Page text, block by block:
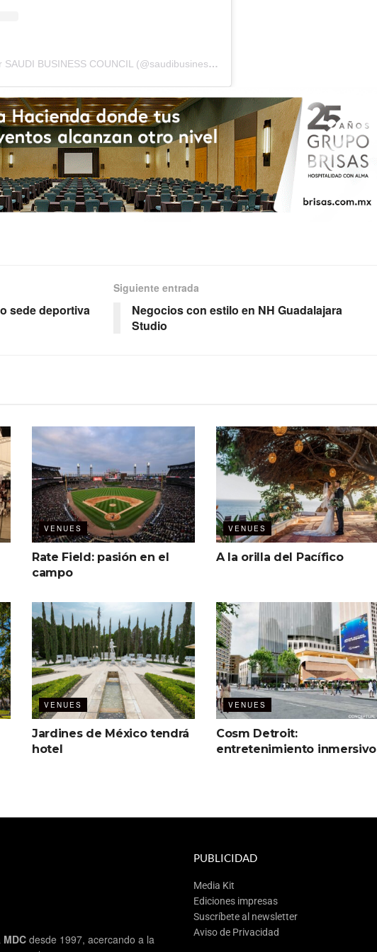
Una publicación compartida por SAUDI BUSINESS COUNCIL (@saudibusinesscouncil)
sede deportiva
Siguiente entrada
Negocios con estilo en NH Guadalajara
Studio
VENUES
Rate Field: pasión en el
campo
VENUES
A la orilla del Pacífico
VENUES
Jardines de México tendrá
hotel
VENUES
Cosm Detroit:
entretenimiento inmersivo
MDC desde 1997, acercando a la
PUBLICIDAD
Media Kit
Ediciones impresas
Suscríbete al newsletter
Aviso de Privacidad